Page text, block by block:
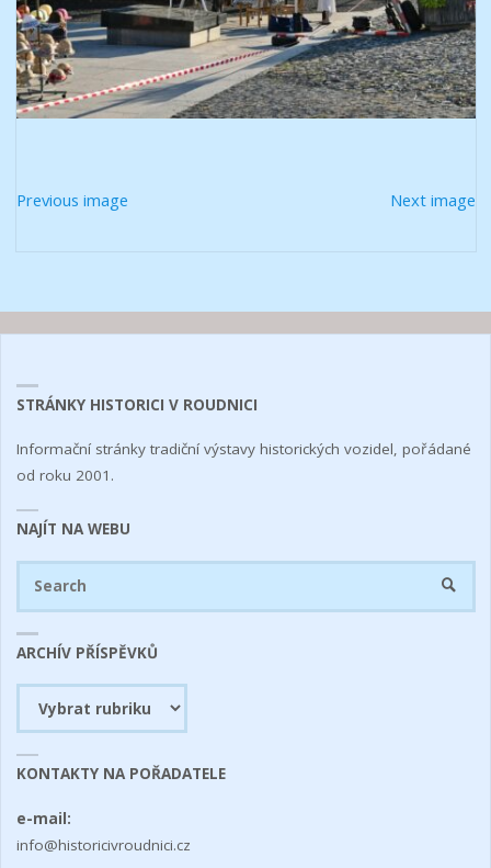
Previous image Next image
STRÁNKY HISTORICI V ROUDNICI
Informační stránky tradiční výstavy historických vozidel, pořádané
od roku 2001.
NAJÍT NA WEBU
ARCHÍV PŘÍSPĚVKŮ
příspěvků
KONTAKTY NA POŘADATELE
e-mail:
info@historicivroudnici.cz